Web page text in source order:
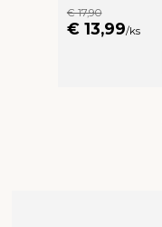
€ 17,90
€ 13,99/ks